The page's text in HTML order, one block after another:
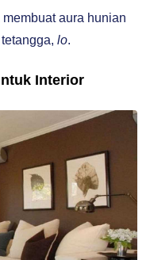
aura hunian
lo.
Interior